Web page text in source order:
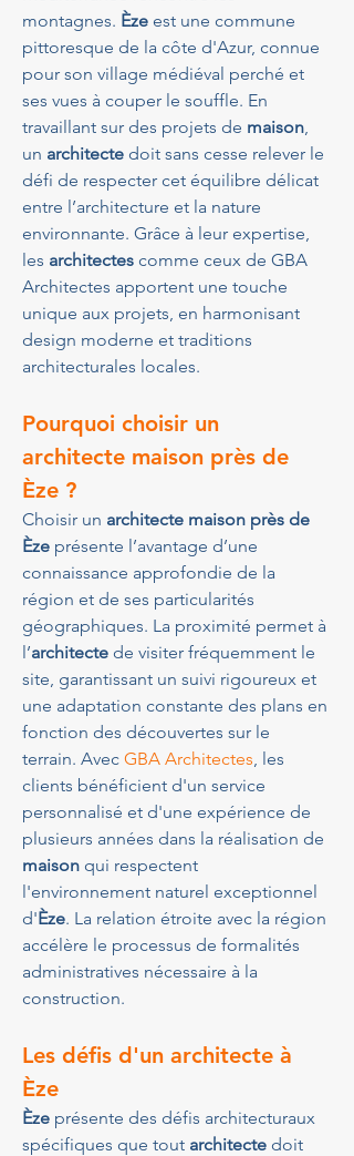
montagnes. Èze est une commune
pittoresque de la côte d'Azur, connue
pour son village médiéval perché et
ses vues à couper le souffle. En
travaillant sur des projets de maison,
un architecte doit sans cesse relever le
défi de respecter cet équilibre délicat
entre l’architecture et la nature
environnante. Grâce à leur expertise,
les architectes comme ceux de GBA
Architectes apportent une touche
unique aux projets, en harmonisant
design moderne et traditions
architecturales locales.
Pourquoi choisir un
architecte maison près de
Èze ?
Choisir un architecte maison près de
Èze présente l’avantage d’une
connaissance approfondie de la
région et de ses particularités
géographiques. La proximité permet à
l’architecte de visiter fréquemment le
site, garantissant un suivi rigoureux et
une adaptation constante des plans en
fonction des découvertes sur le
terrain. Avec GBA Architectes, les
clients bénéficient d'un service
personnalisé et d'une expérience de
plusieurs années dans la réalisation de
maison qui respectent
l'environnement naturel exceptionnel
d'Èze. La relation étroite avec la région
accélère le processus de formalités
administratives nécessaire à la
construction.
Les défis d'un architecte à
Èze
Èze présente des défis architecturaux
spécifiques que tout architecte doit